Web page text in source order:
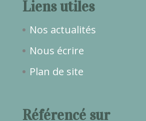
Liens utiles
Nos actualités
Nous écrire
Plan de site
Référencé sur